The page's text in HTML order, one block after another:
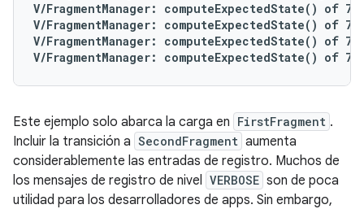
V/FragmentManager: computeExpectedState() of 7
V/FragmentManager: computeExpectedState() of 7
V/FragmentManager: computeExpectedState() of 7
V/FragmentManager: computeExpectedState() of 7
Este ejemplo solo abarca la carga en FirstFragment .
Incluir la transición a SecondFragment aumenta
considerablemente las entradas de registro. Muchos de
los mensajes de registro de nivel VERBOSE son de poca
utilidad para los desarrolladores de apps. Sin embargo,